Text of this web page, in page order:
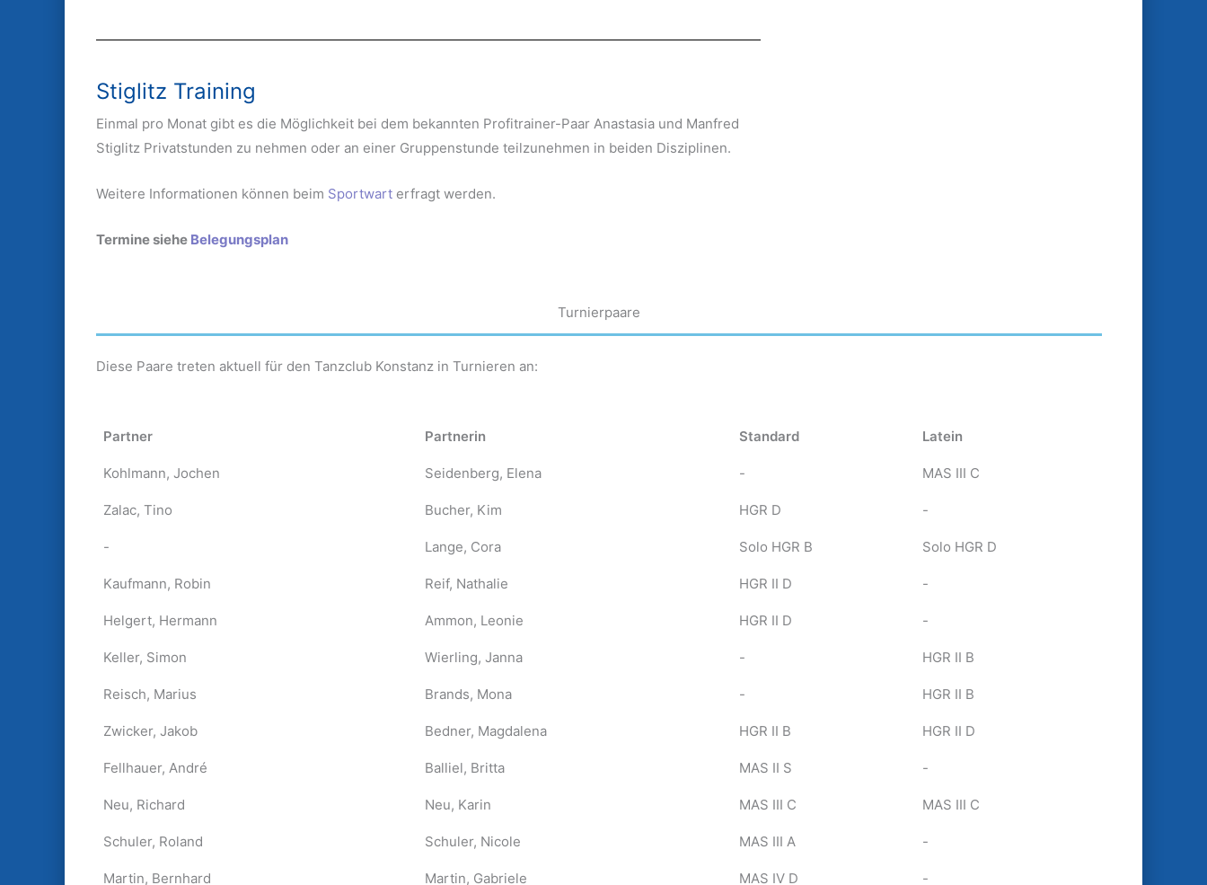
Stiglitz Training
Einmal pro Monat gibt es die Möglichkeit bei dem bekannten Profitrainer-Paar Anastasia und Manfred
Stiglitz Privatstunden zu nehmen oder an einer Gruppenstunde teilzunehmen in beiden Disziplinen.
Weitere Informationen können beim Sportwart erfragt werden.
Termine siehe Belegungsplan
Turnierpaare
Diese Paare treten aktuell für den Tanzclub Konstanz in Turnieren an:
Partner Partnerin Standard Latein
Kohlmann, Jochen Seidenberg, Elena - MAS III C
Zalac, Tino Bucher, Kim HGR D -
- Lange, Cora Solo HGR B Solo HGR D
Kaufmann, Robin Reif, Nathalie HGR II D -
Helgert, Hermann Ammon, Leonie HGR II D -
Keller, Simon Wierling, Janna - HGR II B
Reisch, Marius Brands, Mona - HGR II B
Zwicker, Jakob Bedner, Magdalena HGR II B HGR II D
Fellhauer, André Balliel, Britta MAS II S -
Neu, Richard Neu, Karin MAS III C MAS III C
Schuler, Roland Schuler, Nicole MAS III A -
Martin, Bernhard Martin, Gabriele MAS IV D -